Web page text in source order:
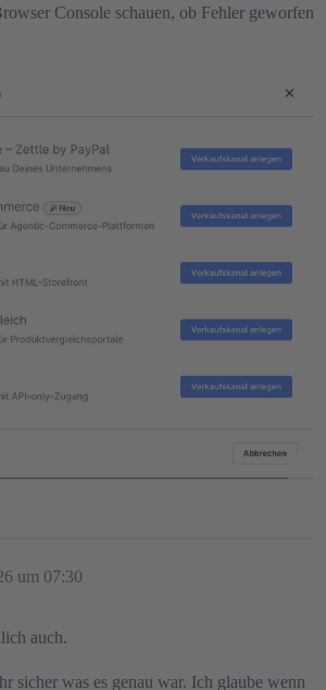
Console schauen, ob Fehler geworfen
um 07:30
auch.
sicher was es genau war. Ich glaube wenn